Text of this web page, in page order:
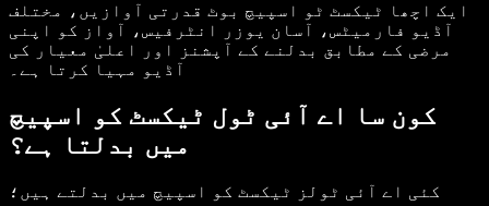
ایک اچھا ٹیکسٹ ٹو اسپیچ بوٹ قدرتی آوازیں، مختلف
آڈیو فارمیٹس، آسان یوزر انٹرفیس، آواز کو اپنی
مرضی کے مطابق بدلنے کے آپشنز اور اعلیٰ معیار کی
آڈیو مہیا کرتا ہے۔
کون سا اے آئی ٹول ٹیکسٹ کو اسپیچ
میں بدلتا ہے؟
کئی اے آئی ٹولز ٹیکسٹ کو اسپیچ میں بدلتے ہیں؛